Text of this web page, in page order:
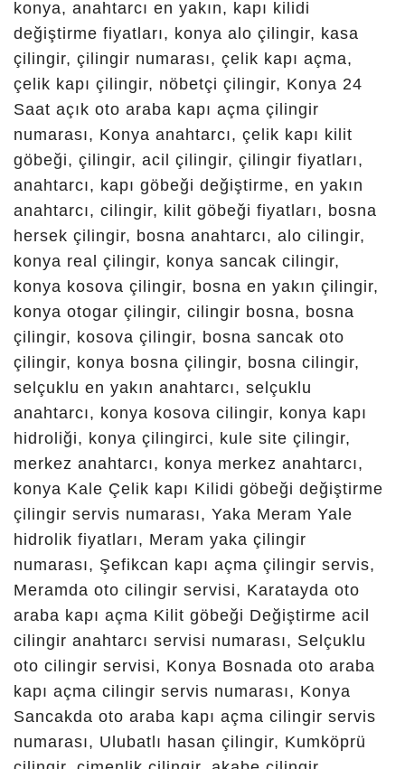
Köyceğiz Çilingir, Kumralı
Çilingir, Kurtuluş Çilingir,
Küçük Aymanas Çilingir,
Küçükkovanağzı Çilingir,
Kürden Çilingir, Ladikli Çilingir,
Lalebahçe Çilingir, Loras
Çilingir, Mamuriye Çilingir,
Mehmet Vehbi Çilingir,
Melikşah Çilingir, Muradiye
Çilingir, Necip Fazıl Çilingir,
Ateşbaz-I Veli Çilingir,
Osmangazi Çilingir, Öğretmen
Evleri Çilingir, Pamukcu
Çilingir, Pirebi Çilingir, Saadet
Çilingir, Sadıklar Çilingir, Sağlık
Çilingir, Sahibiata Çilingir,
Sarıkız Çilingir, Sefaköy Çilingir,
Selam Çilingir, Selver Çilingir,
Süleymanşah Çilingir,
Şeyhsadrettin Çilingir, Şükran
Çilingir, Telafer Çilingir,
Tırılırmak Çilingir, Toprak
Sarnıç Çilingir, Turgut Reis
Çilingir, Uluırmak Ali Hoca
Çilingir, Uluırmak Saka Çilingir,
Uzunharmanlar Çilingir, Yaka
Çilingir, Yatağan Çilingir,
Yayalapınar Kaş Çilingir,
Yaylapınar Süleymaniye
Çilingir, Yaylapınar Uhud